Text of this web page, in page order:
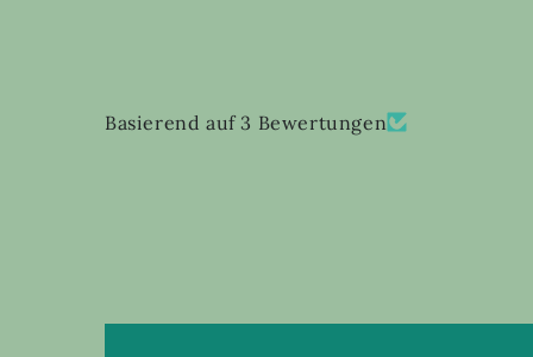
Basierend auf 3 Bewertungen